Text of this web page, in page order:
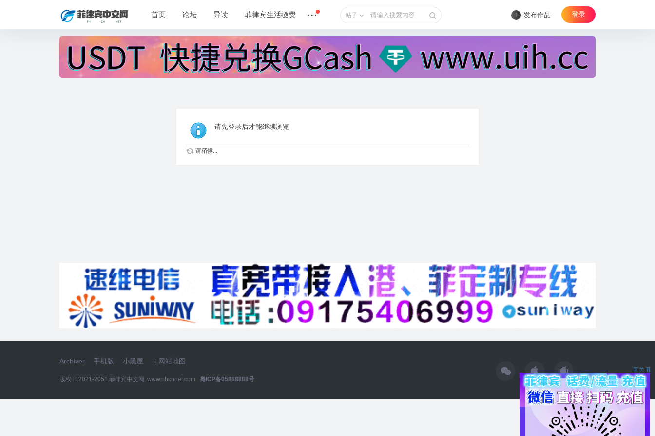
首页 论坛 导读 菲律宾生活缴费 帖子 + 发布作品 登录
请先登录后才能继续浏览
请稍候...
Archiver 手机版 小黑屋 网站地图
版权 © 2021-2051 菲律宾中文网 www.phcnnet.com 粤ICP备05888888号